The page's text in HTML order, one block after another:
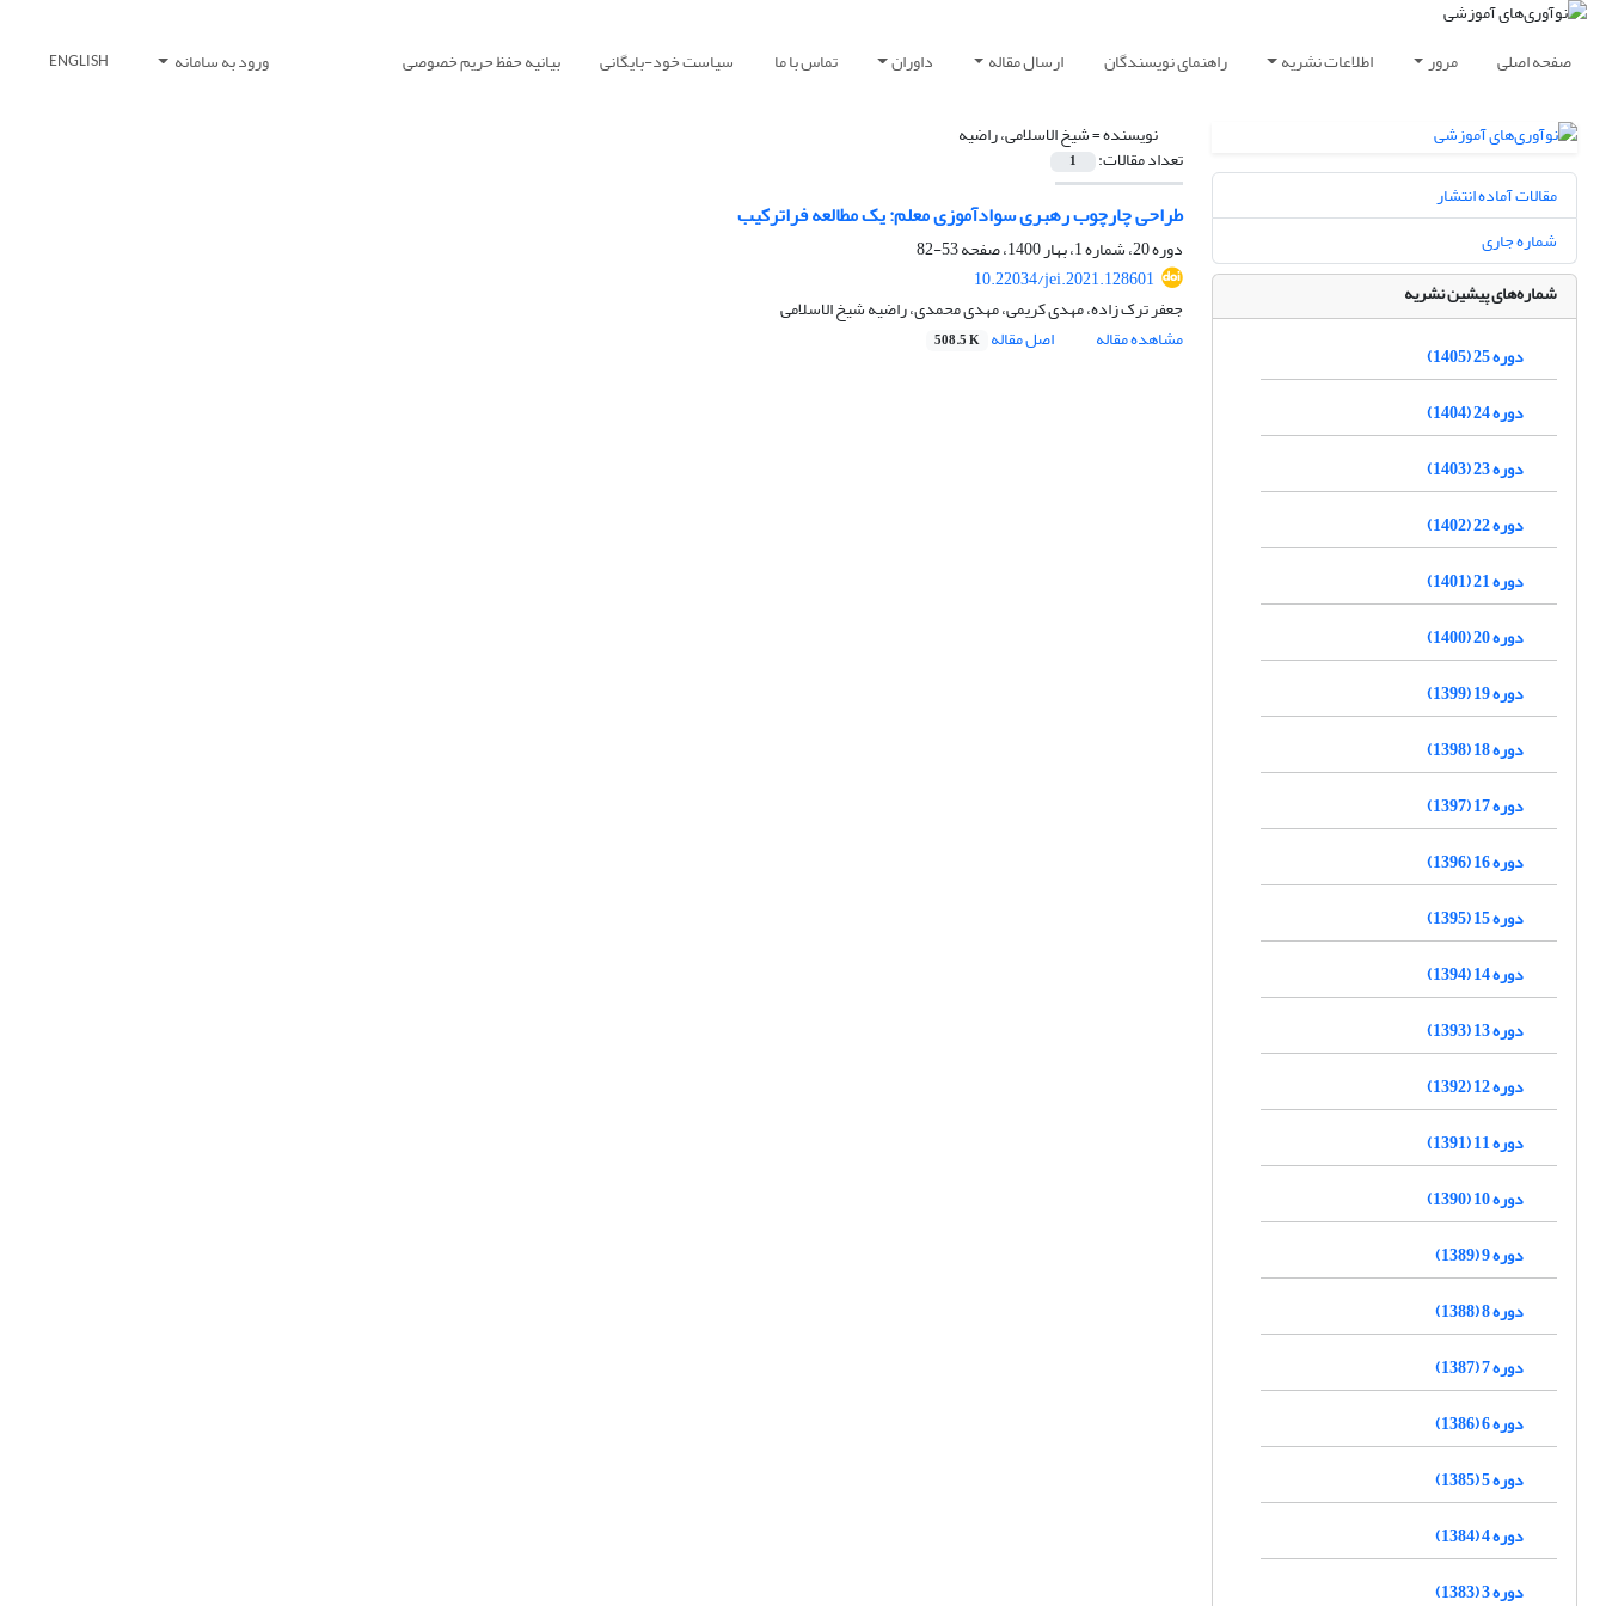
صفحه اصلی مرور اطلاعات نشریه راهنمای نویسندگان ارسال مقاله داوران تماس با ما سیاست خود-بایگانی بیانیه حفظ حریم خصوصی ورود به سامانه ENGLISH
نویسنده =شیخ الاسلامی، راضیه
تعداد مقالات: 1
طراحی چارچوب رهبری سوادآموزی معلم: یک مطالعه فراترکیب
دوره 20، شماره 1، بهار 1400، صفحه
53-82
10.22034/jei.2021.128601
جعفر ترک زاده، مهدی کریمی، مهدی محمدی، راضیه شیخ الاسلامی
مشاهده مقاله
اصل مقاله 508.5 K
مقالات آماده انتشار
شماره جاری
شماره‌های پیشین نشریه
دوره 25 (1405)
دوره 24 (1404)
دوره 23 (1403)
دوره 22 (1402)
دوره 21 (1401)
دوره 20 (1400)
دوره 19 (1399)
دوره 18 (1398)
دوره 17 (1397)
دوره 16 (1396)
دوره 15 (1395)
دوره 14 (1394)
دوره 13 (1393)
دوره 12 (1392)
دوره 11 (1391)
دوره 10 (1390)
دوره 9 (1389)
دوره 8 (1388)
دوره 7 (1387)
دوره 6 (1386)
دوره 5 (1385)
دوره 4 (1384)
دوره 3 (1383)